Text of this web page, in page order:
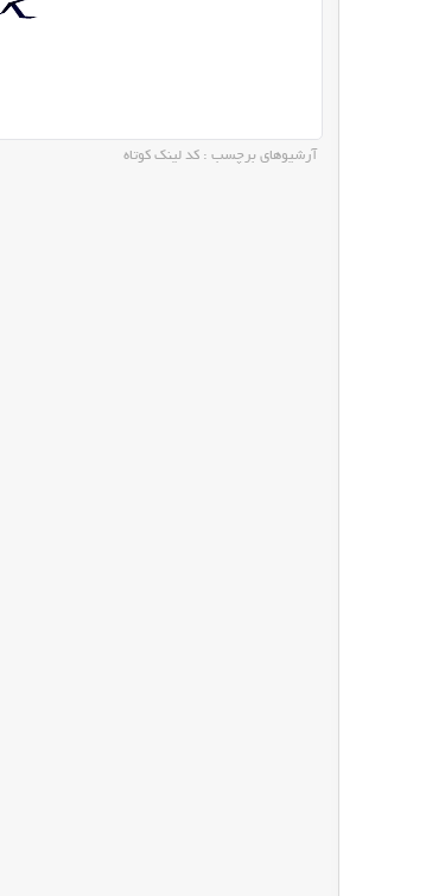
آرشیوهای برچسب : کد لینک کوتاه